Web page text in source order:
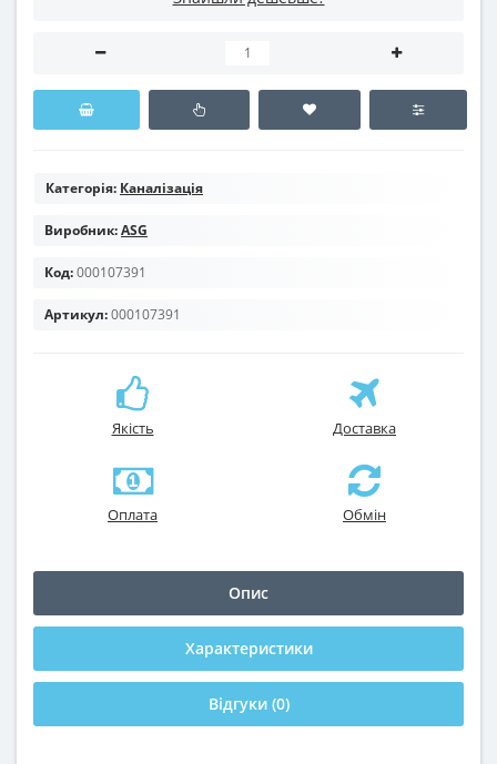
Категорія: Каналізація
Виробник:ASG
Код:000107391
Артикул:000107391
Якість Доставка
Оплата Обмін
Опис
Характеристики
Відгуки (0)